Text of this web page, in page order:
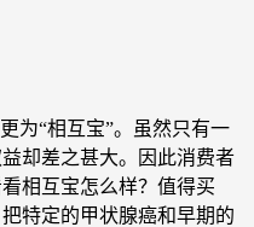
为“相互宝”。虽然只有一
却差之甚大。因此消费者
相互宝怎么样？值得买
特定的甲状腺癌和早期的